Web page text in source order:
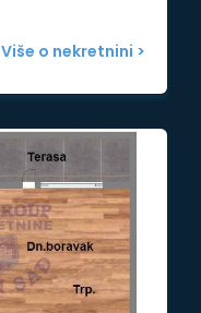
Više o nekretnini >